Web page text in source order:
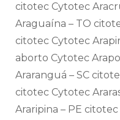
citotec Cytotec
Araguaína – TO
citotec Cytotec
aborto Cytotec
Araranguá – SC
citotec Cytotec
Araripina – PE